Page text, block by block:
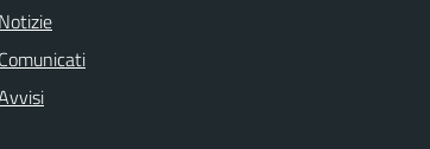
Notizie
Comunicati